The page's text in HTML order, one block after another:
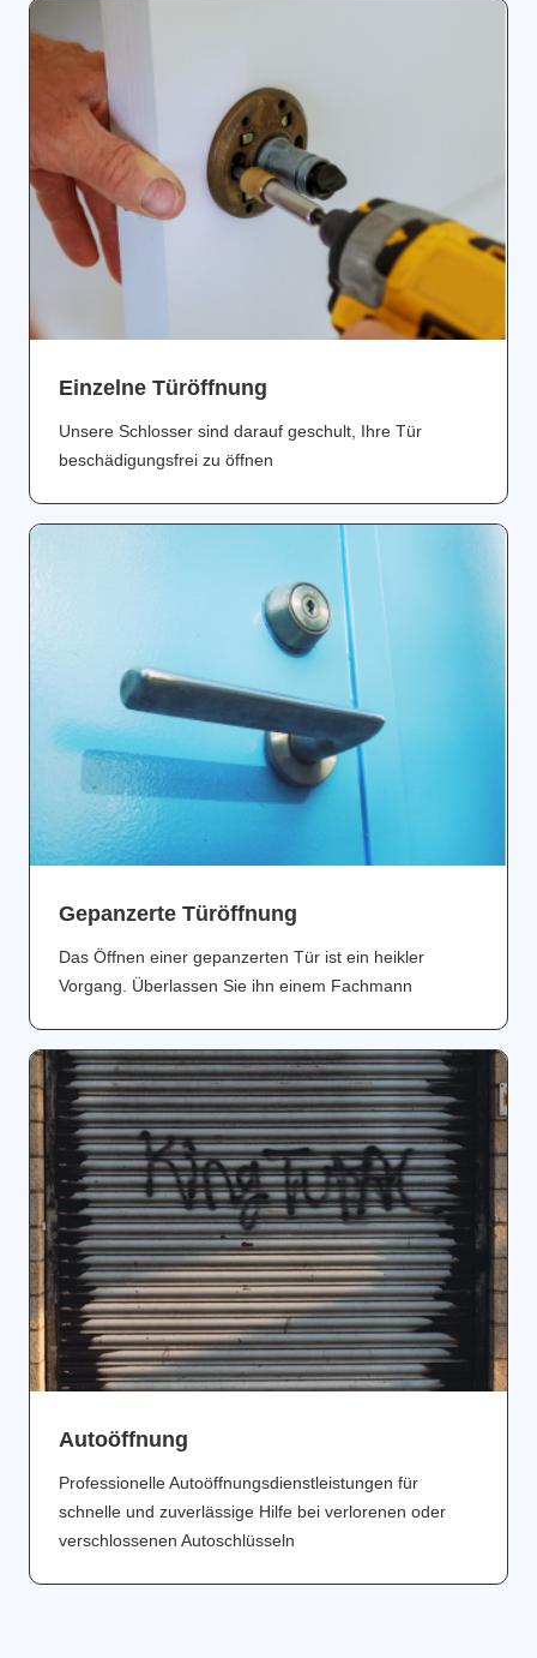
Einzelne Türöffnung
Unsere Schlosser sind darauf geschult, Ihre Tür
beschädigungsfrei zu öffnen
Gepanzerte Türöffnung
Das Öffnen einer gepanzerten Tür ist ein heikler
Vorgang. Überlassen Sie ihn einem Fachmann
Аutoöffnung
Professionelle Autoöffnungsdienstleistungen für
schnelle und zuverlässige Hilfe bei verlorenen oder
verschlossenen Autoschlüsseln